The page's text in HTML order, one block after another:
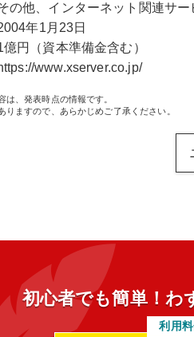
ネット関連サービ
年1月23日
本準備金含む）
www.xserver.co.jp/
は、発表時点の情報です。
ますので、あらかじめご了承ください。
初心者でも簡単！わ
利用